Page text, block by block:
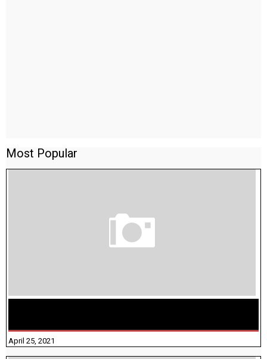
Most Popular
April 25, 2021